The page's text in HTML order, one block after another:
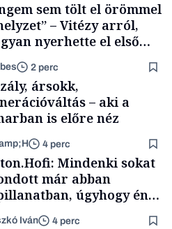
sem tölt el örömmel
– Vitézy arról,
nyerhette el első
Mészárosék cége a
kormány alatt
2 perc
ársokk,
– aki a
is előre néz
4 perc
Mindenki sokat
már abban
úgyhogy én
Iván 4 perc